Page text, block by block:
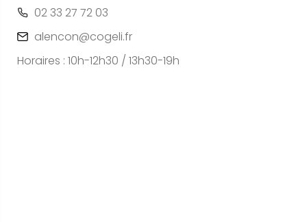
02 33 27 72 03
alencon@cogeli.fr
Horaires : 10h-12h30 / 13h30-19h